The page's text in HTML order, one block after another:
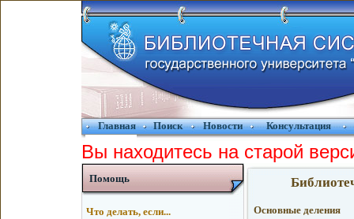
Главная Поиск Новости Консультация
Вы находитесь на старой
Помощь
Что делать, если...
Основные деления